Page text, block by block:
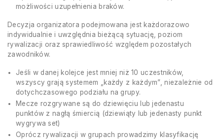
możliwości uzupełnienia braków.
Decyzja organizatora podejmowana jest każdorazowo
indywidualnie i uwzględnia bieżącą sytuację, poziom
rywalizacji oraz sprawiedliwość względem pozostałych
zawodników.
Jeśli w danej kolejce jest mniej niż 10 uczestników,
wszyscy grają systemem „każdy z każdym”, niezależnie od
dotychczasowego podziału na grupy.
Mecze rozgrywane są do dziewięciu lub jedenastu
punktów z nagłą śmiercią (dziewiąty lub jedenasty punkt
wygrywa set)
Oprócz rywalizacji w grupach prowadzimy klasyfikację